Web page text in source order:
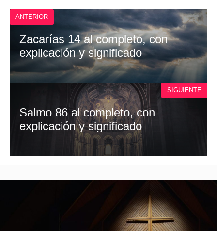
O
K
P
T
E
)
ANTERIOR
Zacarías 14 al completo, con
explicación y significado
Salmo 86 al completo, con
explicación y significado
SIGUIENTE